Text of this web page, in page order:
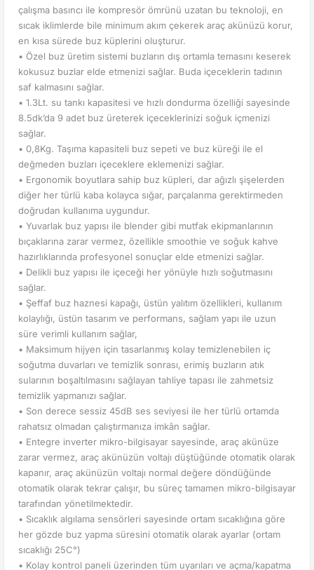
çalışma basıncı ile kompresör ömrünü uzatan bu teknoloji, en
sıcak iklimlerde bile minimum akım çekerek araç akünüzü korur,
en kısa sürede buz küplerini oluşturur.
• Özel buz üretim sistemi buzların dış ortamla temasını keserek
kokusuz buzlar elde etmenizi sağlar. Buda içeceklerin tadının
saf kalmasını sağlar.
• 1.3Lt. su tankı kapasitesi ve hızlı dondurma özelliği sayesinde
8.5dk’da 9 adet buz üreterek içeceklerinizi soğuk içmenizi
sağlar.
• 0,8Kg. Taşıma kapasiteli buz sepeti ve buz küreği ile el
değmeden buzları içeceklere eklemenizi sağlar.
• Ergonomik boyutlara sahip buz küpleri, dar ağızlı şişelerden
diğer her türlü kaba kolayca sığar, parçalanma gerektirmeden
doğrudan kullanıma uygundur.
• Yuvarlak buz yapısı ile blender gibi mutfak ekipmanlarının
bıçaklarına zarar vermez, özellikle smoothie ve soğuk kahve
hazırlıklarında profesyonel sonuçlar elde etmenizi sağlar.
• Delikli buz yapısı ile içeceği her yönüyle hızlı soğutmasını
sağlar.
• Şeffaf buz haznesi kapağı, üstün yalıtım özellikleri, kullanım
kolaylığı, üstün tasarım ve performans, sağlam yapı ile uzun
süre verimli kullanım sağlar,
• Maksimum hijyen için tasarlanmış kolay temizlenebilen iç
soğutma duvarları ve temizlik sonrası, erimiş buzların atık
sularının boşaltılmasını sağlayan tahliye tapası ile zahmetsiz
temizlik yapmanızı sağlar.
• Son derece sessiz 45dB ses seviyesi ile her türlü ortamda
rahatsız olmadan çalıştırmanıza imkân sağlar.
• Entegre inverter mikro-bilgisayar sayesinde, araç akünüze
zarar vermez, araç akünüzün voltajı düştüğünde otomatik olarak
kapanır, araç akünüzün voltajı normal değere döndüğünde
otomatik olarak tekrar çalışır, bu süreç tamamen mikro-bilgisayar
tarafından yönetilmektedir.
• Sıcaklık algılama sensörleri sayesinde ortam sıcaklığına göre
her gözde buz yapma süresini otomatik olarak ayarlar (ortam
sıcaklığı 25C°)
• Kolay kontrol paneli üzerinden tüm uyarıları ve açma/kapatma